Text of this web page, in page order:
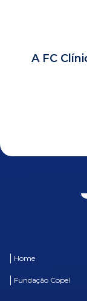
A FC
Home
Fundação Copel